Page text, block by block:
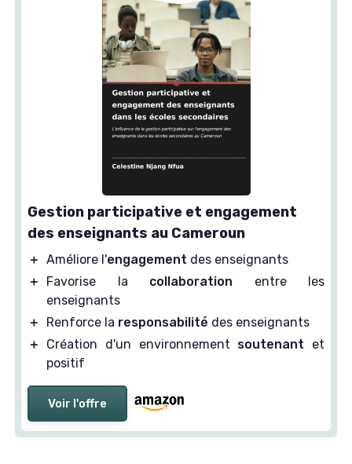
Gestion participative et engagement
des enseignants au Cameroun
＋ Améliore l'engagement des enseignants
＋
Favorise la collaboration entre les
enseignants
＋
Renforce la responsabilité des enseignants
＋
Création d'un environnement soutenant et
positif
Voir l'offre